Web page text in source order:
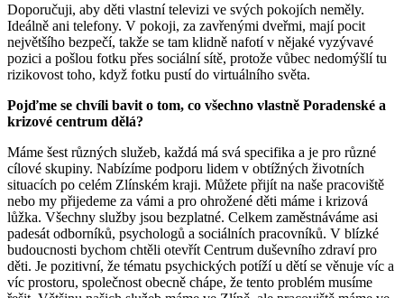
Doporučuji, aby děti vlastní televizi ve svých pokojích neměly.
Ideálně ani telefony. V pokoji, za zavřenými dveřmi, mají pocit
největšího bezpečí, takže se tam klidně nafotí v nějaké vyzývavé
pozici a pošlou fotku přes sociální sítě, protože vůbec nedomýšlí tu
rizikovost toho, když fotku pustí do virtuálního světa.
Pojďme se chvíli bavit o tom, co všechno vlastně Poradenské a
krizové centrum dělá?
Máme šest různých služeb, každá má svá specifika a je pro různé
cílové skupiny. Nabízíme podporu lidem v obtížných životních
situacích po celém Zlínském kraji. Můžete přijít na naše pracoviště
nebo my přijedeme za vámi a pro ohrožené děti máme i krizová
lůžka. Všechny služby jsou bezplatné. Celkem zaměstnáváme asi
padesát odborníků, psychologů a sociálních pracovníků. V blízké
budoucnosti bychom chtěli otevřít Centrum duševního zdraví pro
děti. Je pozitivní, že tématu psychických potíží u dětí se věnuje víc a
víc prostoru, společnost obecně chápe, že tento problém musíme